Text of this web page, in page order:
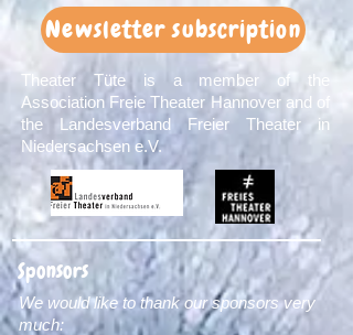
Newsletter subscription
Theater Tüte is a member of the
Association Freie Theater Hannover and of
the Landesverband Freier Theater in
Niedersachsen e.V.
Sponsors
We would like to thank our sponsors very
much: